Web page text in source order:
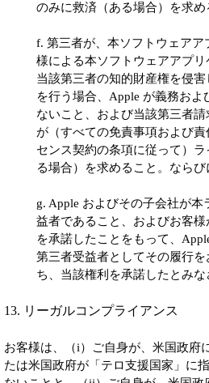
のみに救済（ある場合）を求め
f. 第三者が、本ソフトウェア
様による本ソフトウェアアプ
当該第三者の知的財産権を侵
を行う場合、Apple が義務お
ないこと、および当該第三者
が（すべての免責事項および
センス契約の条項に従って）
る場合）を求めること。ならび
g. Apple およびその子会社が
益者であること、およびお客
を承諾したことをもって、
第三者受益者としてその履行
ち、当該権利を承諾したとみな
13. リーガルコンプライアンス
お客様は、（i）ご自身が、米国政府
たは米国政府が「テロ支援国家」に